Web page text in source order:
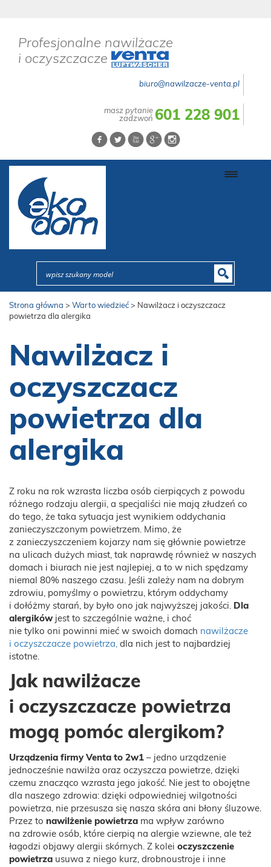
Profesjonalne nawilżacze
i oczyszczacze
biuro@nawilzacze-venta.pl
masz pytanie
zadzwoń 601 228 901
Toggle
Strona główna > Warto wiedzieć > Nawilżacz i oczyszczacz
powietrza dla alergika
Nawilżacz i
oczyszczacz
powietrza dla
alergika
Z roku na rok wzrasta liczba osób cierpiących z powodu
różnego rodzaju alergii, a specjaliści nie mają złudzeń co
do tego, że taka sytuacja jest wynikiem oddychania
zanieczyszczonym powietrzem. Mimo, że
z zanieczyszczeniem kojarzy nam się głównie powietrze
na ulicach dużych miast, tak naprawdę również w naszych
domach i biurach nie jest najlepiej, a to w nich spędzamy
niemal 80% naszego czasu. Jeśli zależy nam na dobrym
zdrowiu, pomyślmy o powietrzu, którym oddychamy
i dołóżmy starań, by było ono jak najwyższej jakości. Dla
alergikówjest to szczególnie ważne, i choć
nie tylko oni powinni mieć w swoich domach nawilżacze
i oczyszczacze powietrza, dla nich jest to najbardziej
istotne.
Jak nawilżacze
i oczyszczacze powietrza
mogą pomóc alergikom?
Urządzenia firmy Venta to 2w1 – jedno urządzenie
jednocześnie nawilża oraz oczyszcza powietrze, dzięki
czemu znacząco wzrasta jego jakość. Nie jest to obojętne
dla naszego zdrowia: dzięki odpowiedniej wilgotności
powietrza, nie przesusza się nasza skóra ani błony śluzowe.
Przez to nawilżenie powietrza ma wpływ zarówno
na zdrowie osób, które cierpią na alergie wziewne, ale też
łagodzi objawy alergii skórnych. Z kolei oczyszczenie
powietrza usuwa z niego kurz, drobnoustroje i inne